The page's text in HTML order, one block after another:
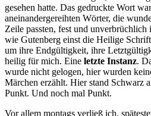
gesehen hatte. Das gedruckte Wort
aneinandergereihten Wörter, die
Zeile passten, fest und unverbrüchlich
wie Gutenberg einst die Heilige
um ihre Endgültigkeit, ihre
heilig für mich. Eine letzte Instanz.
wurde nicht gelogen, hier wurden
Märchen erzählt. Hier stand Schwarz
Punkt. Und noch mal Punkt.
Vor allem montags verließ ich,